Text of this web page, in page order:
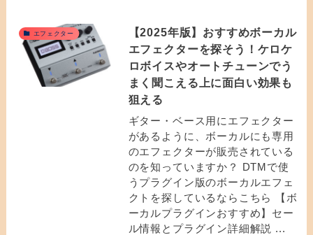
エフェクター
【2025年版】おすすめボーカル
エフェクターを探そう！ケロケ
ロボイスやオートチューンでう
まく聞こえる上に面白い効果も
狙える
ギター・ベース用にエフェクター
があるように、ボーカルにも専用
のエフェクターが販売されている
のを知っていますか？ DTMで使
うプラグイン版のボーカルエフェ
クトを探しているならこちら 【ボ
ーカルプラグインおすすめ】セー
ル情報とプラグイン詳細解説 ...